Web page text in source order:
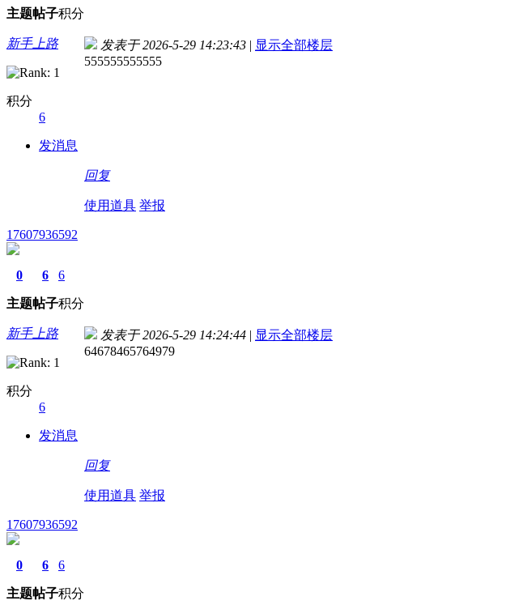
主题帖子积分
新手上路
积分
6
发消息
发表于 2026-5-29 14:23:43 | 显示全部楼层
555555555555
回复
使用道具 举报
17607936592
0
主题
6
帖子
6
积分
新手上路
积分
6
发消息
发表于 2026-5-29 14:24:44 | 显示全部楼层
64678465764979
回复
使用道具 举报
17607936592
0
主题
6
帖子
6
积分